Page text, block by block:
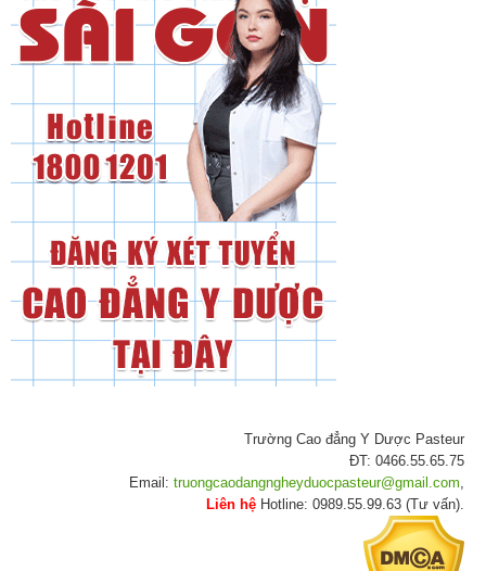
Trường Cao đẳng Y Dược Pasteur
ĐT: 0466.55.65.75
Email: truongcaodangngheyduocpasteur@gmail.com
Liên hệ Hotline: 0989.55.99.63 (Tư vấn).